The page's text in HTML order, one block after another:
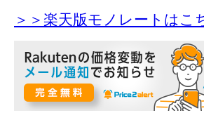
＞＞楽天版モノレートはこ